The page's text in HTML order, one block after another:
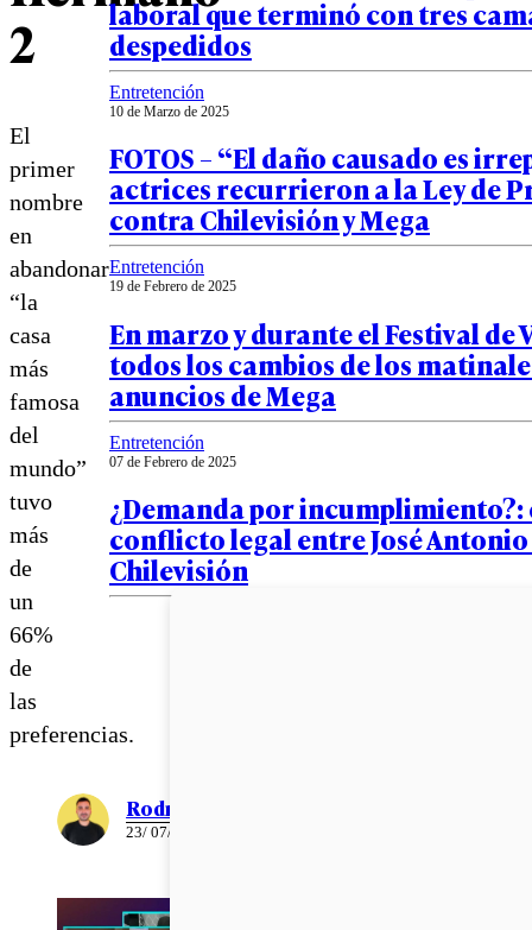
2
El
primer
nombre
en
abandonar
“la
casa
más
famosa
del
mundo”
tuvo
más
de
un
66%
de
las
preferencias.
Rodrigo León
23/ 07/ 2024
laboral que terminó con tres
despedidos
Entretención
10 de Marzo de 2025
FOTOS – “El daño causado es
actrices recurrieron a la Ley de
contra Chilevisión y Mega
Entretención
19 de Febrero de 2025
En marzo y durante el Festival de
todos los cambios de los
anuncios de Mega
Entretención
07 de Febrero de 2025
¿Demanda por incumplimiento?:
conflicto legal entre José Antonio
Chilevisión